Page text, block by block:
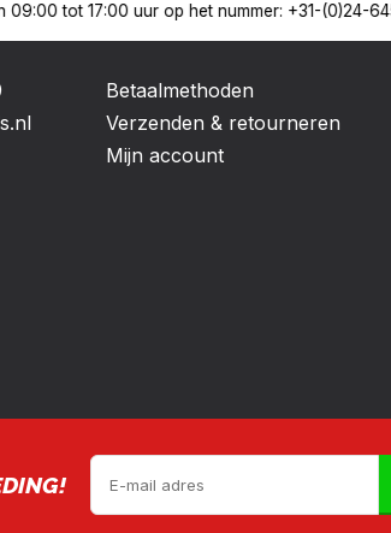
en België 10% korting met een
Betaalmethoden
Verzenden & retourneren
Mijn account